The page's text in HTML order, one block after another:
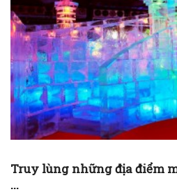
Truy lùng những địa điểm
...